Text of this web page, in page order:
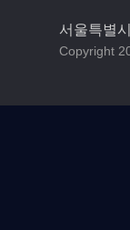
서울특별
Copyright